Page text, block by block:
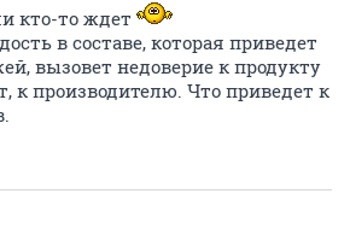
нас деньги зарабатывают.
нас деньги зарабатывают.